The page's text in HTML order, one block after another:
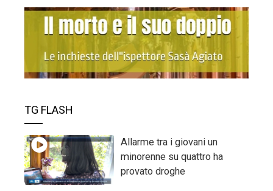
TG FLASH
Allarme tra i giovani un
minorenne su quattro ha
provato droghe